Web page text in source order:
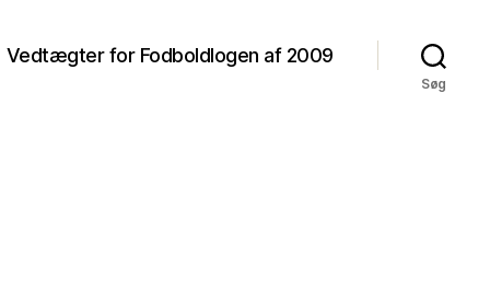
Vedtægter for Fodboldlogen af 2009
Søg